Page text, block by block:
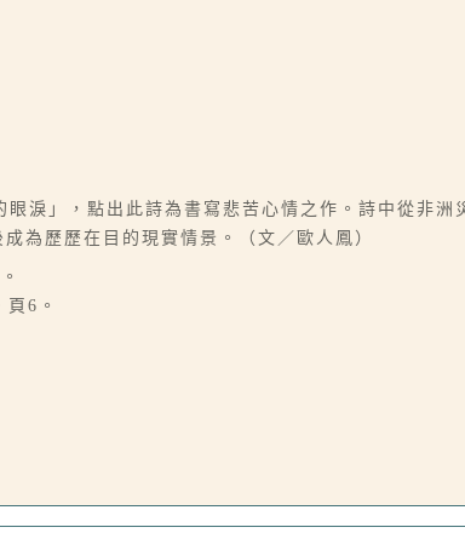
淚」，點出此詩為書寫悲苦心情之作。詩中從非
為歷歷在目的現實情景。（文／歐人鳳）
6。